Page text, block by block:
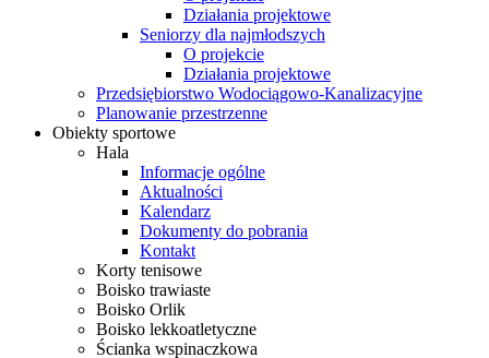
Działania projektowe
Seniorzy dla najmłodszych
O projekcie
Działania projektowe
Przedsiębiorstwo Wodociągowo-Kanalizacyjne
Planowanie przestrzenne
Obiekty sportowe
Hala
Informacje ogólne
Aktualności
Kalendarz
Dokumenty do pobrania
Kontakt
Korty tenisowe
Boisko trawiaste
Boisko Orlik
Boisko lekkoatletyczne
Ścianka wspinaczkowa